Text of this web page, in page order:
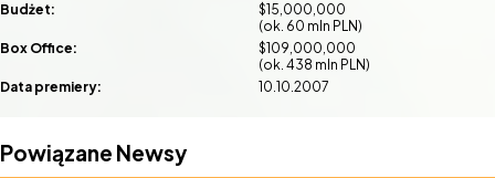
Budżet:
$15,000,000
(ok. 60 mln PLN)
Box Office:
$109,000,000
(ok. 438 mln PLN)
Data premiery:
10.10.2007
Powiązane Newsy